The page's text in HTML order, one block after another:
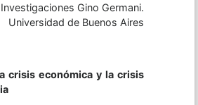
Gino Germani.
Universidad de Buenos Aires
crisis económica y la crisis